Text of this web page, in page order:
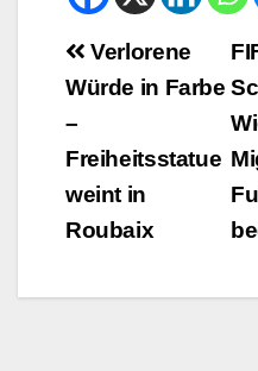
Beitrags-
Verlorene
Würde in Farbe
–
Freiheitsstatue
weint in
Roubaix